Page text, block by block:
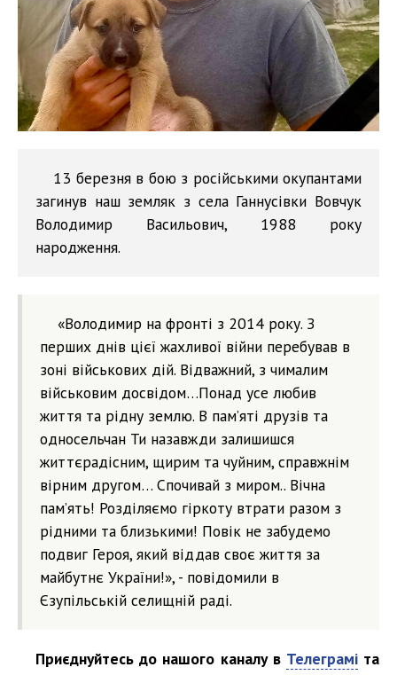
13 березня в бою з російськими окупантами
загинув наш земляк з села Ганнусівки Вовчук
Володимир Васильович, 1988 року
народження.
«Володимир на фронті з 2014 року. З
перших днів цієї жахливої війни перебував в
зоні військових дій. Відважний, з чималим
військовим досвідом…Понад усе любив
життя та рідну землю. В пам’яті друзів та
односельчан Ти назавжди залишишся
життєрадісним, щирим та чуйним, справжнім
вірним другом… Спочивай з миром.. Вічна
пам’ять! Розділяємо гіркоту втрати разом з
рідними та близькими! Повік не забудемо
подвиг Героя, який віддав своє життя за
майбутнє України!», - повідомили в
Єзупільській селищній раді.
Приєднуйтесь до нашого каналу в Телеграміта